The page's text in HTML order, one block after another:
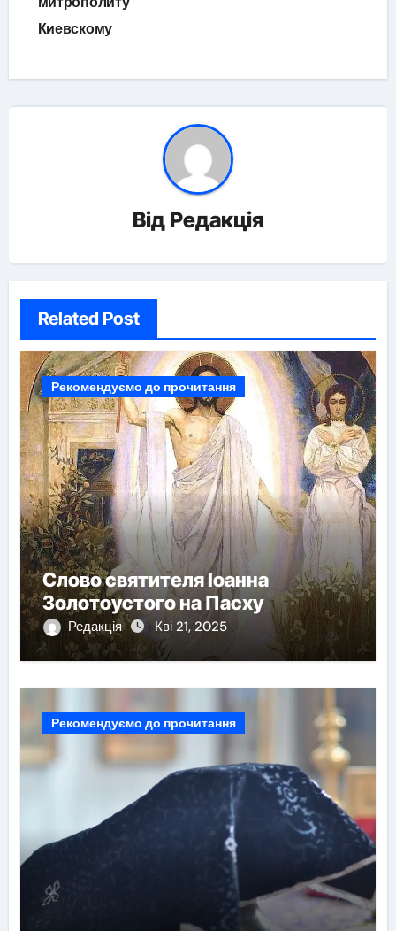
Киевскому
Від Редакція
Related Post
Рекомендуємо до прочитання
Слово святителя Іоанна
Золотоустого на Пасху
Редакція Кві 21, 2025
Рекомендуємо до прочитання